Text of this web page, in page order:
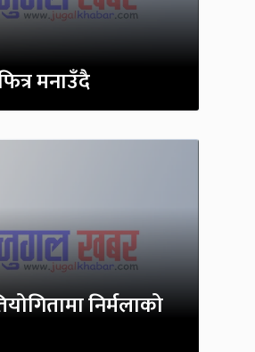
मनाउँदै
निर्मलाको